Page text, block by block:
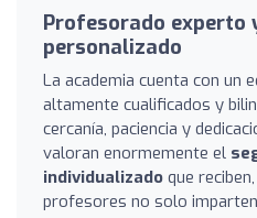
Profesorado experto
personalizado
La academia cuenta con un
altamente cualificados y
cercanía, paciencia y
valoran enormemente el
individualizado que
profesores no solo